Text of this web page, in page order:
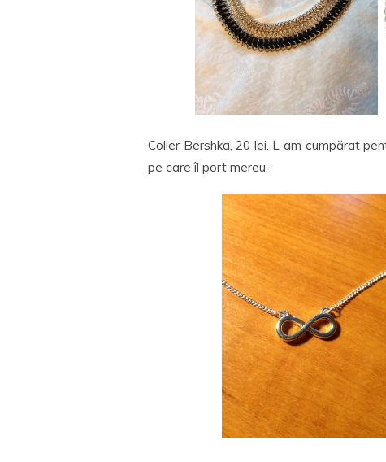
Colier Bershka, 20 lei. L-am cumpărat
pe care îl port mereu.